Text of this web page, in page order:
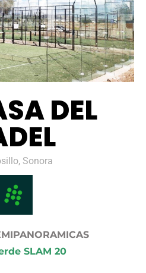
DEL
Sonora
SLAM 20